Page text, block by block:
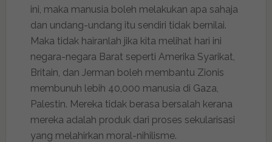
ini, maka manusia boleh melakukan apa sahaja
dan undang-undang itu sendiri tidak bernilai.
Maka tidak hairanlah jika kita melihat hari ini
negara-negara Barat seperti Amerika Syarikat,
Britain, dan Jerman boleh membantu Zionis
membunuh lebih 40,000 manusia di Gaza,
Palestin. Mereka tidak berasa bersalah kerana
mereka adalah produk dari proses sekularisasi
yang melahirkan moral-nihilisme.